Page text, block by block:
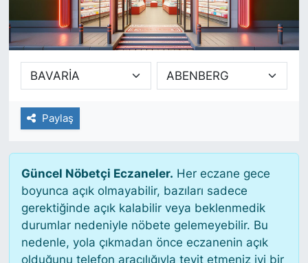
Paylaş
Güncel Nöbetçi Eczaneler. Her eczane gece
boyunca açık olmayabilir, bazıları sadece
gerektiğinde açık kalabilir veya beklenmedik
durumlar nedeniyle nöbete gelemeyebilir. Bu
nedenle, yola çıkmadan önce eczanenin açık
olduğunu telefon aracılığıyla teyit etmeniz iyi bir
SİYASET
SAĞLIK